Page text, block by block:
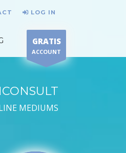
LOG IN
GRATIS
ACCOUNT
MEDIUMS